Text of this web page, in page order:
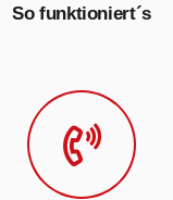
So funktioniert´s